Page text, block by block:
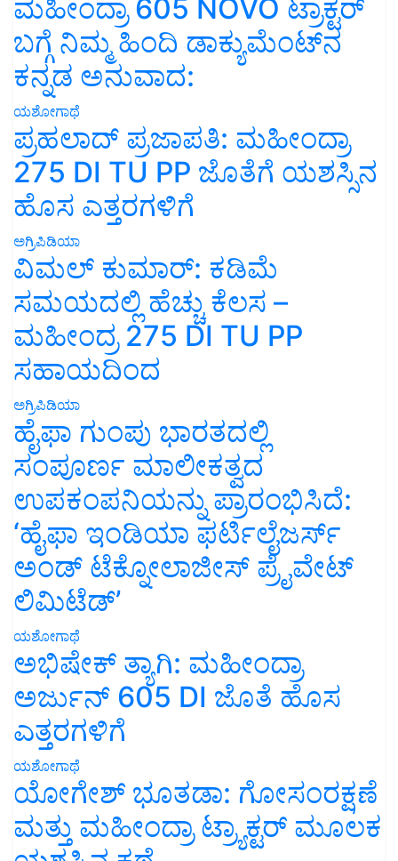
ಮಹೀಂದ್ರಾ 605 NOVO ಟ್ರಾಕ್ಟರ್
ಬಗ್ಗೆ ನಿಮ್ಮ ಹಿಂದಿ ಡಾಕ್ಯುಮೆಂಟ್‌ನ
ಕನ್ನಡ ಅನುವಾದ:
ಯಶೋಗಾಥೆ
ಪ್ರಹಲಾದ್ ಪ್ರಜಾಪತಿ: ಮಹೀಂದ್ರಾ
275 DI TU PP ಜೊತೆಗೆ ಯಶಸ್ಸಿನ
ಹೊಸ ಎತ್ತರಗಳಿಗೆ
ಅಗ್ರಿಪಿಡಿಯಾ
ವಿಮಲ್ ಕುಮಾರ್: ಕಡಿಮೆ
ಸಮಯದಲ್ಲಿ ಹೆಚ್ಚು ಕೆಲಸ –
ಮಹೀಂದ್ರ 275 DI TU PP
ಸಹಾಯದಿಂದ
ಅಗ್ರಿಪಿಡಿಯಾ
ಹೈಫಾ ಗುಂಪು ಭಾರತದಲ್ಲಿ
ಸಂಪೂರ್ಣ ಮಾಲೀಕತ್ವದ
ಉಪಕಂಪನಿಯನ್ನು ಪ್ರಾರಂಭಿಸಿದೆ:
‘ಹೈಫಾ ಇಂಡಿಯಾ ಫರ್ಟಿಲೈಜರ್ಸ್
ಅಂಡ್ ಟೆಕ್ನೋಲಾಜೀಸ್ ಪ್ರೈವೇಟ್
ಲಿಮಿಟೆಡ್’
ಯಶೋಗಾಥೆ
ಅಭಿಷೇಕ್ ತ್ಯಾಗಿ: ಮಹೀಂದ್ರಾ
ಅರ್ಜುನ್ 605 DI ಜೊತೆ ಹೊಸ
ಎತ್ತರಗಳಿಗೆ
ಯಶೋಗಾಥೆ
ಯೋಗೇಶ್ ಭೂತಡಾ: ಗೋಸಂರಕ್ಷಣೆ
ಮತ್ತು ಮಹೀಂದ್ರಾ ಟ್ರ್ಯಾಕ್ಟರ್ ಮೂಲಕ